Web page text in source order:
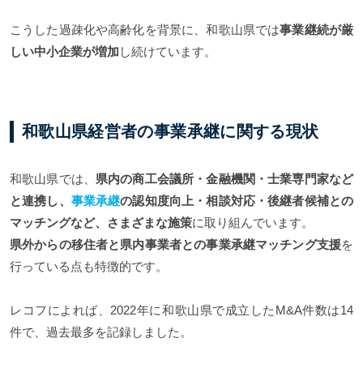
こうした過疎化や高齢化を背景に、和歌山県では事業継続が厳
しい中小企業が増加 し続けています。
和歌山県経営者の事業承継に関する現状
和歌山県では、 県内の商工会議所・金融機関・士業専門家など
と連携し、 事業承継の認知度向上・相談対応・後継者候補との
マッチングなど、さまざまな施策に取り組んでいます。
県外からの移住者と県内事業者との事業承継マッチング支援を
行っている点も特徴的です。
レコフによれば、2022年に和歌山県で成立したM&A件数は14
件で、過去最多を記録しました。